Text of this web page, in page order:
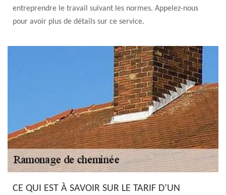
entreprendre le travail suivant les normes. Appelez-nous
pour avoir plus de détails sur ce service.
CE QUI EST À SAVOIR SUR LE TARIF D’UN